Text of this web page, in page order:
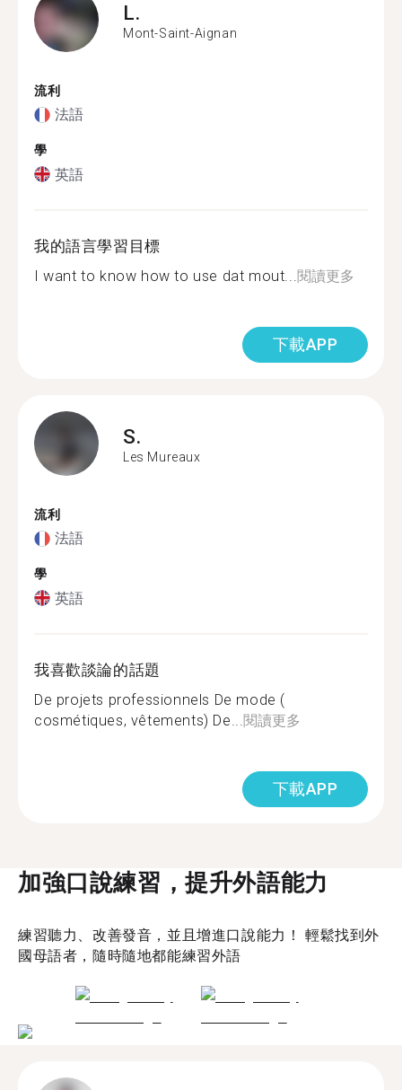
L.
Mont-Saint-Aignan
流利
法語
學
英語
我的語言學習目標
I want to know how to use dat mout... 閱讀更多
下載APP
S.
Les Mureaux
流利
法語
學
英語
我喜歡談論的話題
De projets professionnels De mode (
cosmétiques, vêtements) De... 閱讀更多
下載APP
加強口說練習，提升外語能力
練習聽力、改善發音，並且增進口說能力！ 輕鬆找到外
國母語者，隨時隨地都能練習外語